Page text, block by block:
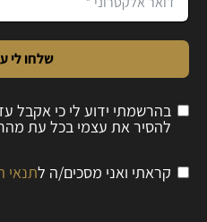
שלחו לי
בהרשמתי ידוע לי כי אקבל
להסיר את עצמי בכל עת
קראתי ואני מסכים/ה לתנאי